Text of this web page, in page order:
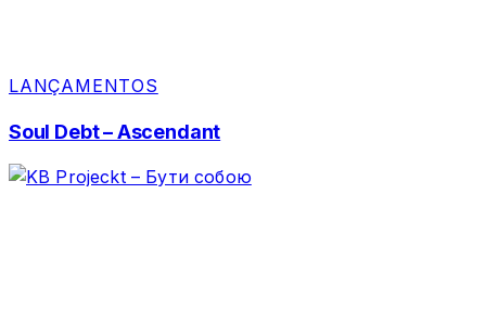
LANÇAMENTOS
Soul Debt – Ascendant